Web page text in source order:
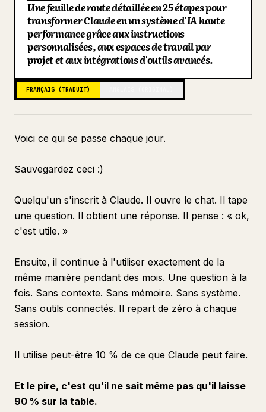
Blog
Mises à jour
Une feuille de route détaillée en 25 étapes pour
transformer Claude en un système d'IA haute
performance grâce aux instructions
personnalisées, aux espaces de travail par
projet et aux intégrations d'outils avancés.
FRANÇAIS (TRADUIT)
Voici ce qui se passe chaque jour.
Sauvegardez ceci :)
Quelqu'un s'inscrit à Claude. Il ouvre le chat. Il tape
une question. Il obtient une réponse. Il pense : « ok,
c'est utile. »
Ensuite, il continue à l'utiliser exactement de la
même manière pendant des mois. Une question à la
fois. Sans contexte. Sans mémoire. Sans système.
Sans outils connectés. Il repart de zéro à chaque
session.
Il utilise peut-être 10 % de ce que Claude peut faire.
Et le pire, c'est qu'il ne sait même pas qu'il laisse
90 % sur la table.